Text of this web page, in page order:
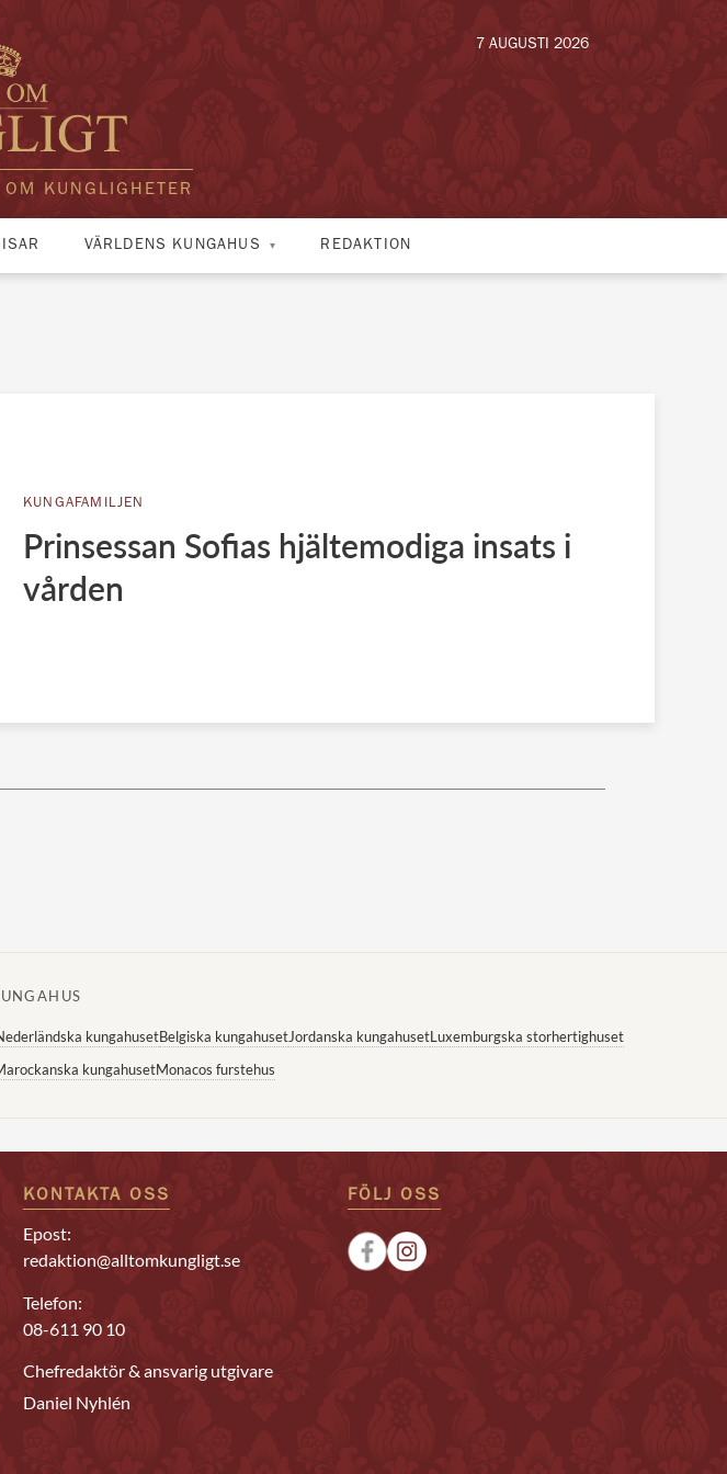
KUNGLIGHETER
7 AUGUSTI 2026
VÄRLDENS KUNGAHUS REDAKTION
KUNGAFAMILJEN
Prinsessan Sofias hjältemodiga insats i
vården
kungahusetBelgiska kungahusetJordanska kungahusetLuxemburgska storhertighuset
kungahusetMonacos furstehus
KONTAKTA OSS
Epost:
redaktion@alltomkungligt.se
Telefon:
08-611 90 10
Chefredaktör & ansvarig utgivare
Daniel Nyhlén
FÖLJ OSS